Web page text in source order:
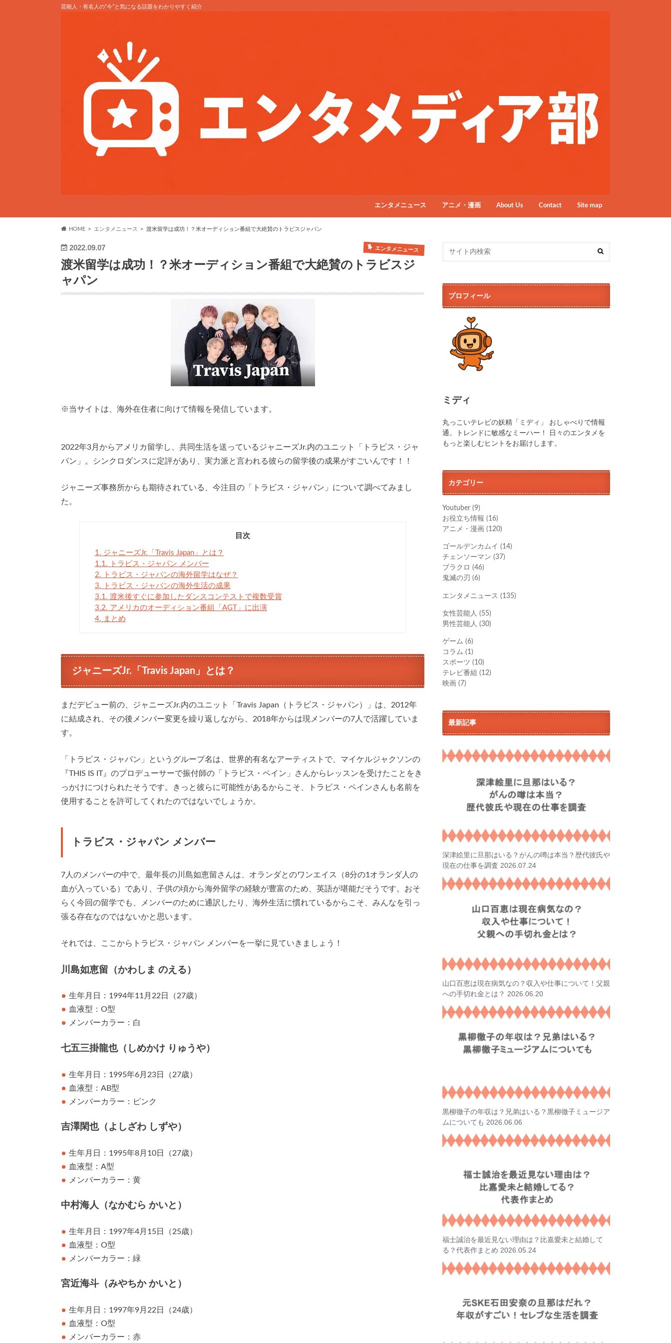
芸能人・有名人の“今”と気になる話題をわかりやすく紹介
エンタメニュース アニメ・漫画 About Us Contact Site map
HOME エンタメニュース 渡米留学は成功！？米オーディション番組で大絶賛のトラビスジャパン
2022.09.07 エンタメニュース
渡米留学は成功！？米オーディション番組で大絶賛のトラビスジ
ャパン
※当サイトは、海外在住者に向けて情報を発信しています。
2022年3月からアメリカ留学し、共同生活を送っているジャニーズJr.内のユニット「トラビス・ジャ
パン」。シンクロダンスに定評があり、実力派と言われる彼らの留学後の成果がすごいんです！！
ジャニーズ事務所からも期待されている、今注目の「トラビス・ジャパン」について調べてみまし
た。
目次
1. ジャニーズJr.「Travis Japan」とは？
1.1. トラビス・ジャパン メンバー
2. トラビス・ジャパンの海外留学はなぜ？
3. トラビス・ジャパンの海外生活の成果
3.1. 渡米後すぐに参加したダンスコンテストで複数受賞
3.2. アメリカのオーディション番組「AGT」に出演
4. まとめ
ジャニーズJr.「Travis Japan」とは？
まだデビュー前の、ジャニーズJr.内のユニット「Travis Japan（トラビス・ジャパン）」は、2012年
に結成され、その後メンバー変更を繰り返しながら、2018年からは現メンバーの7人で活躍していま
す。
「トラビス・ジャパン」というグループ名は、世界的有名なアーティストで、マイケルジャクソンの
『THIS IS IT』のプロデューサーで振付師の「トラビス・ペイン」さんからレッスンを受けたことをき
っかけにつけられたそうです。きっと彼らに可能性があるからこそ、トラビス・ペインさんも名前を
使用することを許可してくれたのではないでしょうか。
トラビス・ジャパン メンバー
7人のメンバーの中で、最年長の川島如恵留さんは、オランダとのワンエイス（8分の1オランダ人の
血が入っている）であり、子供の頃から海外留学の経験が豊富のため、英語が堪能だそうです。おそ
らく今回の留学でも、メンバーのために通訳したり、海外生活に慣れているからこそ、みんなを引っ
張る存在なのではないかと思います。
それでは、ここからトラビス・ジャパン メンバーを一挙に見ていきましょう！
川島如恵留（かわしま のえる）
生年月日：1994年11月22日（27歳）
血液型：O型
メンバーカラー：白
七五三掛龍也（しめかけ りゅうや）
生年月日：1995年6月23日（27歳）
血液型：AB型
メンバーカラー：ピンク
吉澤閑也（よしざわ しずや）
生年月日：1995年8月10日（27歳）
血液型：A型
メンバーカラー：黄
中村海人（なかむら かいと）
生年月日：1997年4月15日（25歳）
血液型：O型
メンバーカラー：緑
宮近海斗（みやちか かいと）
生年月日：1997年9月22日（24歳）
血液型：O型
メンバーカラー：赤
プロフィール
ミディ
丸っこいテレビの妖精「ミディ」 おしゃべりで情報
通。トレンドに敏感なミーハー！ 日々のエンタメを
もっと楽しむヒントをお届けします。
カテゴリー
Youtuber (9)
お役立ち情報 (16)
アニメ・漫画 (120)
ゴールデンカムイ (14)
チェンソーマン (37)
ブラクロ (46)
鬼滅の刃 (6)
エンタメニュース (135)
女性芸能人 (55)
男性芸能人 (30)
ゲーム (6)
コラム (1)
スポーツ (10)
テレビ番組 (12)
映画 (7)
最新記事
深津絵里に旦那はいる？がんの噂は本当？歴代彼氏や
現在の仕事を調査 2026.07.24
山口百恵は現在病気なの？収入や仕事について！父親
への手切れ金とは？ 2026.06.20
黒柳徹子の年収は？兄弟はいる？黒柳徹子ミュージア
ムについても 2026.06.06
福士誠治を最近見ない理由は？比嘉愛未と結婚して
る？代表作まとめ 2026.05.24